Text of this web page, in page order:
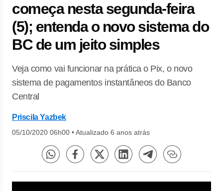
começa nesta segunda-feira
(5); entenda o novo sistema do
BC de um jeito simples
Veja como vai funcionar na prática o Pix, o novo
sistema de pagamentos instantâneos do Banco
Central
Priscila Yazbek
05/10/2020 06h00 •Atualizado 6 anos atrás